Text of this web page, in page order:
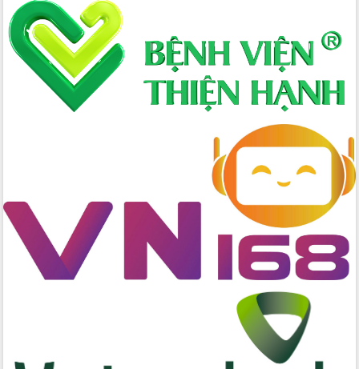
Hòn Yến phát triển du lịch gắn với bảo
tồn biển
Lấy ý kiến điều chỉnh Quy hoạch tỉnh
Đắk Lắk thời kỳ 2021-2030, tầm nhìn
đến năm 2050
Phát động chiến dịch 30 ngày đêm
giải phóng mặt bằng Tuyến đường bộ
Đắk Lắk ký kết thỏa thuận hợp tác về
chuyển đổi số giai đoạn 2026 – 2030
với Tập đoàn Bưu chính Viễn thông
Việt Nam
Thứ trưởng Bộ Y tế làm việc với tỉnh
Đắk Lắk về phát triển nhân lực y tế